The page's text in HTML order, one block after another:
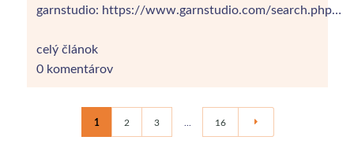
garnstudio: https://www.garnstudio.com/search.php…
celý článok
0 komentárov
1 2 3 ... 16